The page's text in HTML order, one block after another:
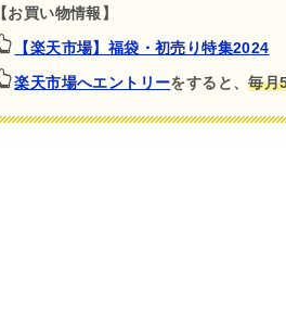
【お買い物情報】
【楽天市場】福袋・初売り特集2024
楽天市場へエントリーをすると、毎月